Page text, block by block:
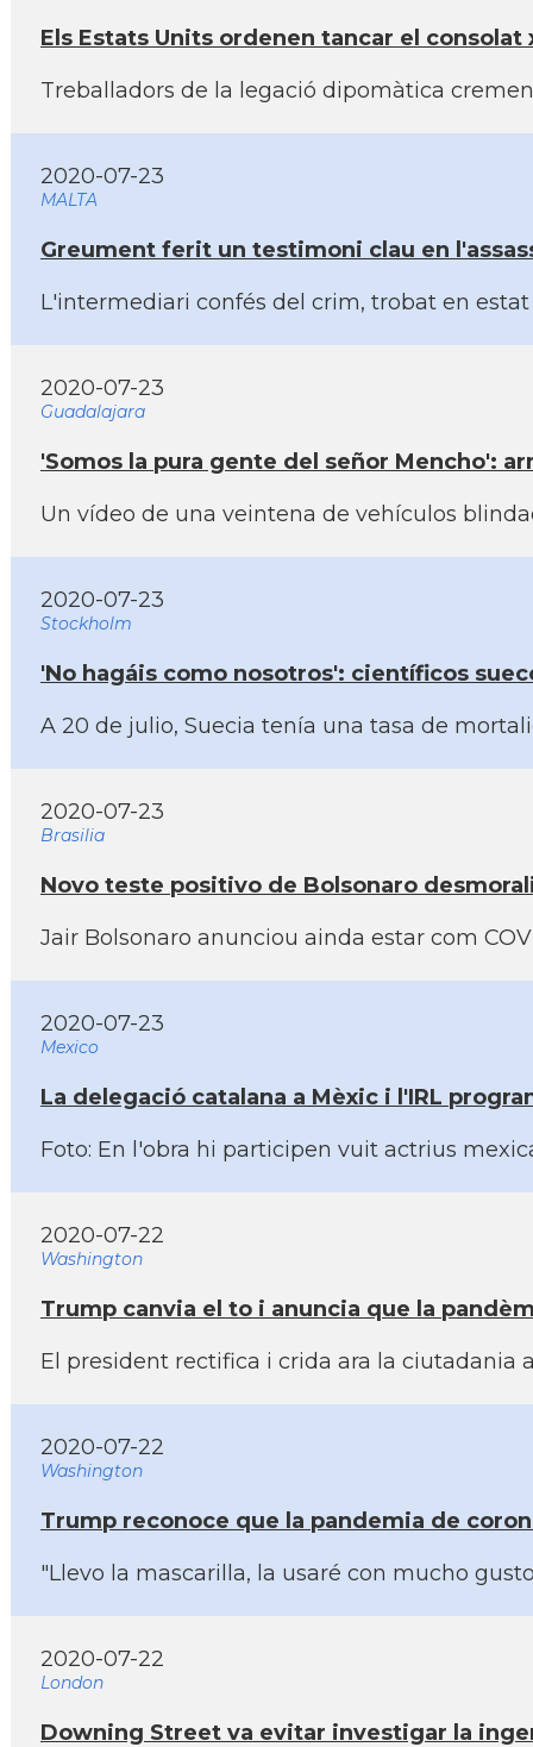
Els Estats Units ordenen tancar el
Treballadors de la legació dipomàtica
2020-07-23
MALTA
Greument ferit un testimoni clau en
L'intermediari confés del crim, trobat en
2020-07-23
Guadalajara
'Somos la pura gente del señor Mencho':
Un ví­deo de una veintena de vehí­culos
2020-07-23
Stockholm
'No hagáis como nosotros': cientí­ficos
A 20 de julio, Suecia tení­a una tasa de
2020-07-23
Brasilia
Novo teste positivo de Bolsonaro
Jair Bolsonaro anunciou ainda estar com
2020-07-23
Mexico
La delegació catalana a Mèxic i l'IRL
Foto: En l'obra hi participen vuit actrius
2020-07-22
Washington
Trump canvia el to i anuncia que la
El president rectifica i crida ara la ciutadania
2020-07-22
Washington
Trump reconoce que la pandemia de
"Llevo la mascarilla, la usaré con mucho
2020-07-22
London
Downing Street va evitar investigar la